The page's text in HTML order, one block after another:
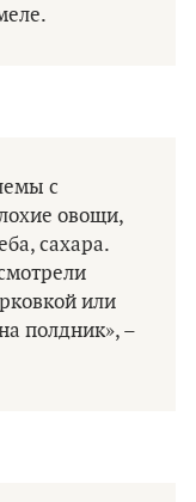
с
овощи,
сахара.
или
полдник», –